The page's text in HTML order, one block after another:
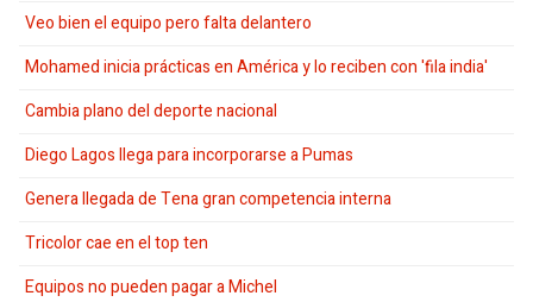
Veo bien el equipo pero falta delantero
Mohamed inicia prácticas en América y lo reciben con 'fila india'
Cambia plano del deporte nacional
Diego Lagos llega para incorporarse a Pumas
Genera llegada de Tena gran competencia interna
Tricolor cae en el top ten
Equipos no pueden pagar a Michel